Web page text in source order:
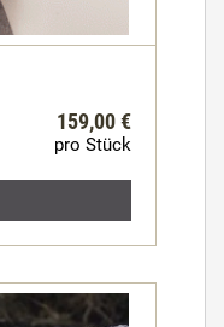
159,00 €
pro Stück